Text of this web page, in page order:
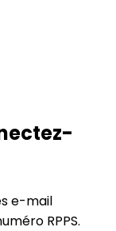
e-mail
RPPS.